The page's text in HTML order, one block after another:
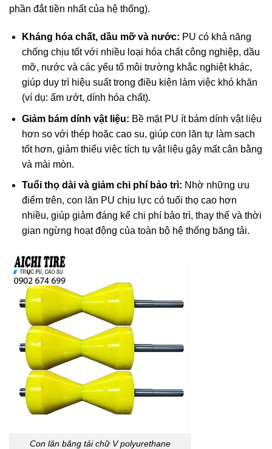
phần đắt tiền nhất của hệ thống).
Kháng hóa chất, dầu mỡ và nước: PU có khả năng
chống chịu tốt với nhiều loại hóa chất công nghiệp, dầu
mỡ, nước và các yếu tố môi trường khắc nghiệt khác,
giúp duy trì hiệu suất trong điều kiện làm việc khó khăn
(ví dụ: ẩm ướt, dính hóa chất).
Giảm bám dính vật liệu: Bề mặt PU ít bám dính vật liệu
hơn so với thép hoặc cao su, giúp con lăn tự làm sạch
tốt hơn, giảm thiểu việc tích tụ vật liệu gây mất cân bằng
và mài mòn.
Tuổi thọ dài và giảm chi phí bảo trì: Nhờ những ưu
điểm trên, con lăn PU chịu lực có tuổi thọ cao hơn
nhiều, giúp giảm đáng kể chi phí bảo trì, thay thế và thời
gian ngừng hoạt động của toàn bộ hệ thống băng tải.
Con lăn băng tải chữ V polyurethane